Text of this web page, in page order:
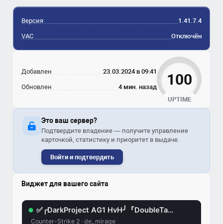
Версия 1.41.7.4
VAC Отключён
Добавлен 23.03.2024 в 09:41
Обновлен 4 мин. назад 100
UPTIME
Это ваш сервер?
Подтвердите владение — получите управление
карточкой, статистику и приоритет в выдаче.
Войти и подтвердить
Виджет для вашего сайта